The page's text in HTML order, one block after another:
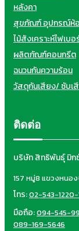
หลังคา
สุขภัณฑ์ อุปกรณ์ห้
ไม้สังเคราะห์ไฟเบ
ผลิตภัณฑ์คอนกรีต
ฉนวนกันความร้อน
วัสดุกันเสียง/ ซับเ
ติดต่อ
บริษัท สิทธิพันธุ์ มิก
157 หมู่8 แขวงหนอ
โทร:02-543-1220-
มือถือ:094-545-
089-169-5646